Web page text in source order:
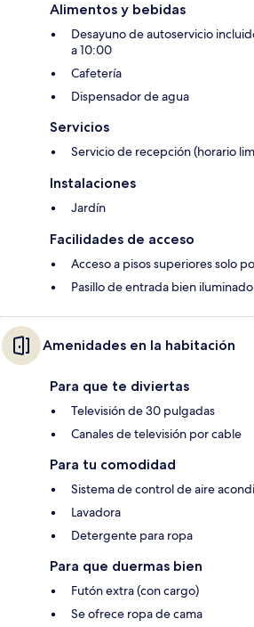
Alimentos y bebidas
Desayuno de autoservicio
a 10:00
Cafetería
Dispensador de agua
Servicios
Servicio de recepción (horario
Instalaciones
Jardín
Facilidades de acceso
Acceso a pisos superiores solo
Pasillo de entrada bien iluminado
Amenidades en la habitación
Para que te diviertas
Televisión de 30 pulgadas
Canales de televisión por cable
Para tu comodidad
Sistema de control de aire
Lavadora
Detergente para ropa
Para que duermas bien
Futón extra (con cargo)
Se ofrece ropa de cama